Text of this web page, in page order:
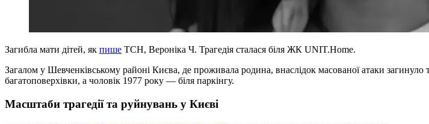
Загибла мати дітей, як пише ТСН, Вероніка Ч. Трагедія сталася біля ЖК UNIT.Home.
Загалом у Шевченківському районі Києва, де проживала родина, внаслідок масованої атаки загинуло
багатоповерхівки, а чоловік 1977 року — біля паркінгу.
Масштаби трагедії та руйнувань у Києві